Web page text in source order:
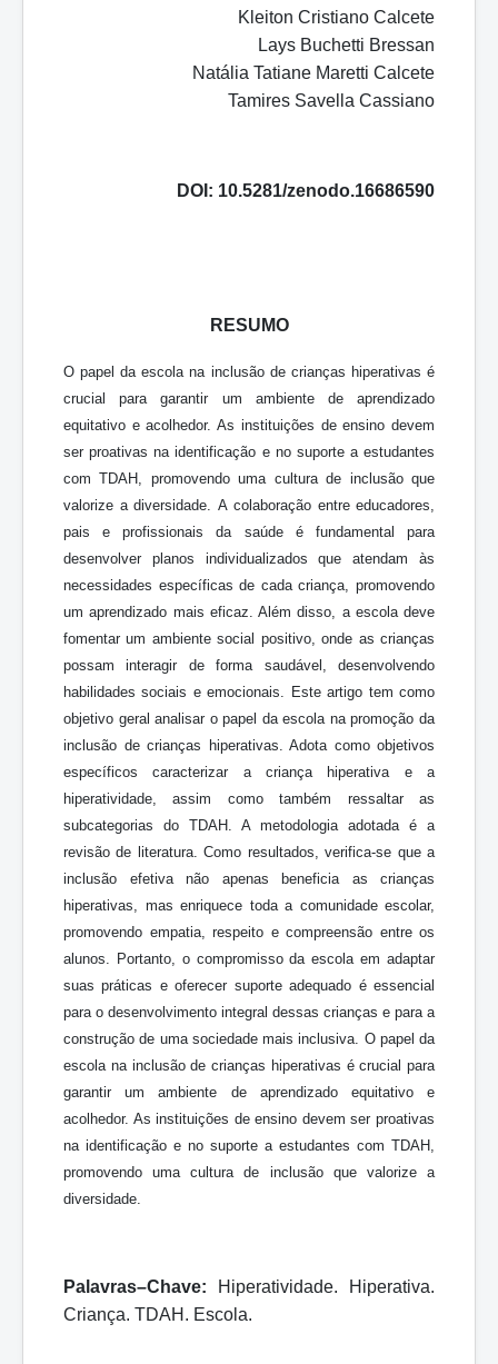
Kleiton Cristiano Calcete
Lays Buchetti Bressan
Natália Tatiane Maretti Calcete
Tamires Savella Cassiano
DOI: 10.5281/zenodo.16686590
RESUMO
O papel da escola na inclusão de crianças hiperativas é
crucial para garantir um ambiente de aprendizado
equitativo e acolhedor. As instituições de ensino devem
ser proativas na identificação e no suporte a estudantes
com TDAH, promovendo uma cultura de inclusão que
valorize a diversidade. A colaboração entre educadores,
pais e profissionais da saúde é fundamental para
desenvolver planos individualizados que atendam às
necessidades específicas de cada criança, promovendo
um aprendizado mais eficaz. Além disso, a escola deve
fomentar um ambiente social positivo, onde as crianças
possam interagir de forma saudável, desenvolvendo
habilidades sociais e emocionais. Este artigo tem como
objetivo geral analisar o papel da escola na promoção da
inclusão de crianças hiperativas. Adota como objetivos
específicos
caracterizar a criança hiperativa e a
hiperatividade, assim como também ressaltar as
subcategorias do TDAH. A metodologia adotada é a
revisão de literatura. Como resultados, verifica-se que a
inclusão efetiva não apenas
beneficia as
crianças
hiperativas,
mas enriquece toda a comunidade escolar,
promovendo empatia, respeito e compreensão entre os
alunos. Portanto, o compromisso da escola em adaptar
suas práticas e oferecer suporte adequado é essencial
para o desenvolvimento integral dessas crianças e para a
construção de uma sociedade mais inclusiva. O papel da
escola na inclusão de crianças hiperativas é crucial para
garantir um ambiente de aprendizado equitativo e
acolhedor. As instituições de ensino devem ser proativas
na identificação e no suporte a estudantes com TDAH,
promovendo uma cultura de inclusão que valorize a
diversidade.
Palavras–Chave: Hiperatividade.
Hiperativa.
Criança. TDAH. Escola.